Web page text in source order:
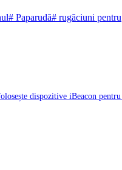
# Paparudă# rugăciuni pentru
dispozitive iBeacon pentru